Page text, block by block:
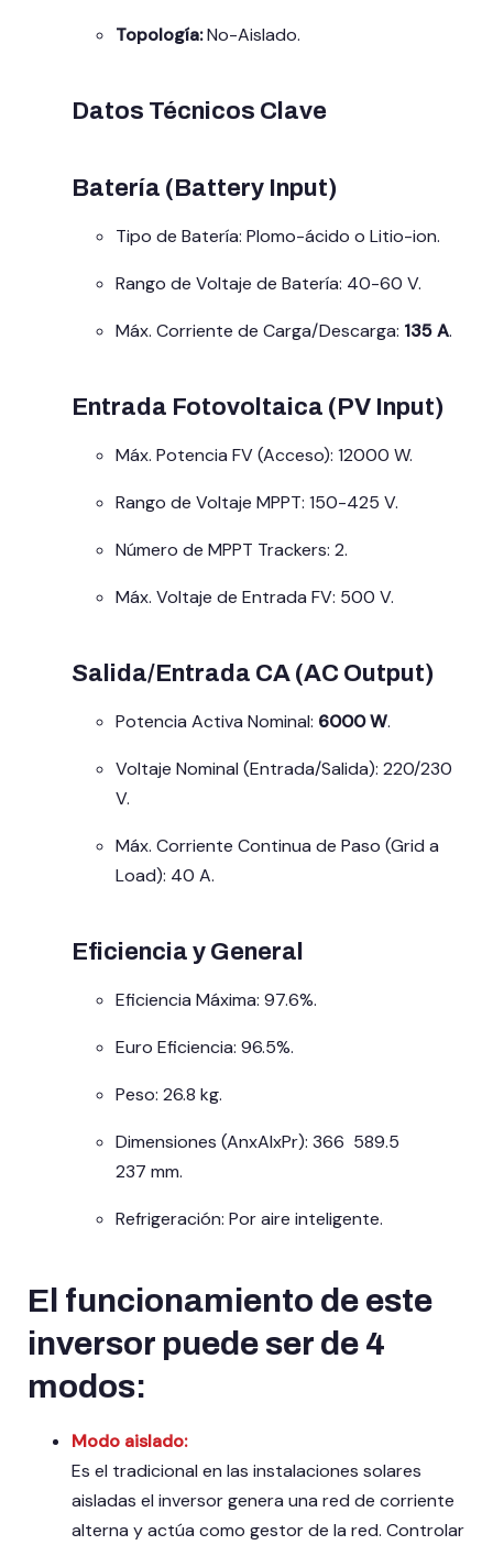
Topología:No-Aislado.
Datos Técnicos Clave
Batería (Battery Input)
Tipo de Batería: Plomo-ácido o Litio-ion.
Rango de Voltaje de Batería: 40-60 V.
Máx. Corriente de Carga/Descarga: 135 A.
Entrada Fotovoltaica (PV Input)
Máx. Potencia FV (Acceso): 12000 W.
Rango de Voltaje MPPT: 150-425 V.
Número de MPPT Trackers: 2.
Máx. Voltaje de Entrada FV: 500 V.
Salida/Entrada CA (AC Output)
Potencia Activa Nominal: 6000 W.
Voltaje Nominal (Entrada/Salida): 220/230
V.
Máx. Corriente Continua de Paso (Grid a
Load): 40 A.
Eficiencia y General
Eficiencia Máxima: 97.6%.
Euro Eficiencia: 96.5%.
Peso: 26.8 kg.
Dimensiones (AnxAlxPr): 366 589.5
237 mm.
Refrigeración: Por aire inteligente.
El funcionamiento de este
inversor puede ser de 4
modos:
Modo aislado:
Es el tradicional en las instalaciones solares
aisladas el inversor genera una red de corriente
alterna y actúa como gestor de la red. Controlar